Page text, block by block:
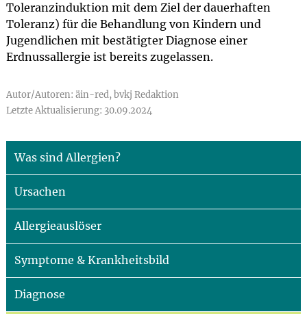
Toleranzinduktion mit dem Ziel der dauerhaften
Toleranz) für die Behandlung von Kindern und
Jugendlichen mit bestätigter Diagnose einer
Erdnussaller­gie ist bereits zugelassen.
Autor/Autoren: äin-red, bvkj Redaktion
Letzte Aktualisierung: 30.09.2024
Was sind Allergien?
Ursachen
Allergieauslöser
Symptome & Krankheitsbild
Diagnose